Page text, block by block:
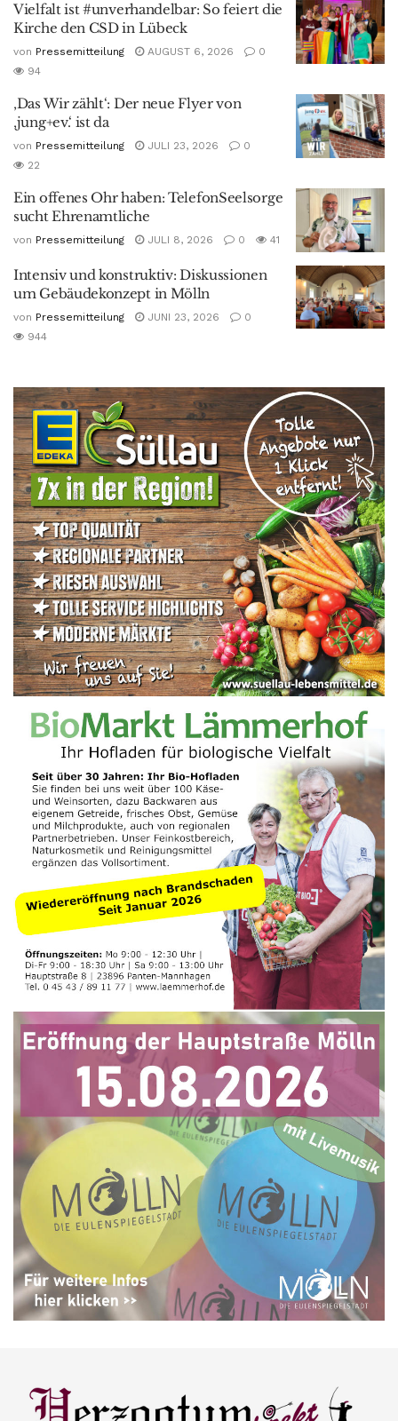
Vielfalt ist #unverhandelbar: So feiert die
Kirche den CSD in Lübeck
von Pressemitteilung AUGUST 6, 2026
0
94
‚Das Wir zählt‘: Der neue Flyer von
‚jung+ev.‘ ist da
von Pressemitteilung JULI 23, 2026
0
22
Ein offenes Ohr haben: TelefonSeelsorge
sucht Ehrenamtliche
von Pressemitteilung JULI 8, 2026 0 41
Intensiv und konstruktiv: Diskussionen
um Gebäudekonzept in Mölln
von Pressemitteilung JUNI 23, 2026
0
944